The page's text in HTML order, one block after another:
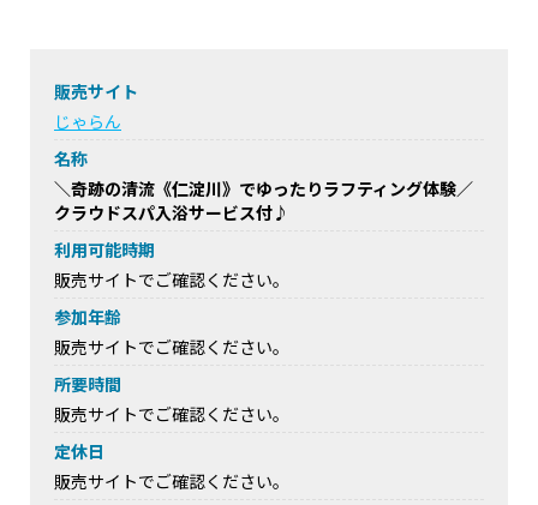
販売サイト
じゃらん
名称
＼奇跡の清流《仁淀川》でゆったりラフティング体験／
クラウドスパ入浴サービス付♪
利用可能時期
販売サイトでご確認ください。
参加年齢
販売サイトでご確認ください。
所要時間
販売サイトでご確認ください。
定休日
販売サイトでご確認ください。